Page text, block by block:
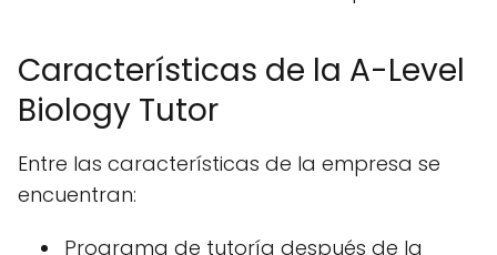
Características de la A-Level
Biology Tutor
Entre las características de la empresa se
encuentran:
Programa de tutoría después de la